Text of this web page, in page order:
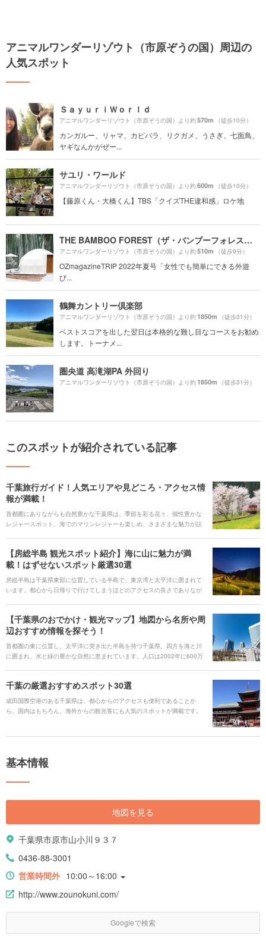
アニマルワンダーリゾウト（市原ぞうの国）周辺の
人気スポット
ＳａｙｕｒｉＷｏｒｌｄ
アニマルワンダーリゾウト（市原ぞうの国）より約570m （徒歩10分）
カンガルー、リャマ、カピバラ、リクガメ、うさぎ、七面鳥、
ヤギなんかがぜー...
サユリ・ワールド
アニマルワンダーリゾウト（市原ぞうの国）より約600m （徒歩10分）
【藤原くん・大橋くん】TBS「クイズTHE違和感」ロケ地
THE BAMBOO FOREST（ザ・バンブーフォレスト）
アニマルワンダーリゾウト（市原ぞうの国）より約510m （徒歩9分）
OZmagazineTRIP 2022年夏号「女性でも簡単にできる外遊
び...
鶴舞カントリー倶楽部
アニマルワンダーリゾウト（市原ぞうの国）より約1850m （徒歩31分）
ベストスコアを出した翌日は本格的な難し目なコースをお勧め
します。トーナメ...
圏央道 高滝湖PA 外回り
アニマルワンダーリゾウト（市原ぞうの国）より約1850m （徒歩31分）
このスポットが紹介されている記事
千葉旅行ガイド！人気エリアや見どころ・アクセス情
報が満載！
首都圏にありながらも自然豊かな千葉県は、季節を彩る花々、個性豊かな
レジャースポット、海でのマリンレジャーも楽しめ、さまざまな魅力が詰
鮮な魚介を堪能できたり、と楽しみ方はいろいろです。 都心からであれば
思い立ったら気軽にアクセスでき、また東京観光の折に一足伸ばしてみる
【房総半島 観光スポット紹介】海に山に魅力が満
載！はずせないスポット厳選30選
房総半島は千葉県東部に位置している半島で、東京湾と太平洋に囲まれて
います。都心から日帰りで行けてしまうほどのアクセスの良さでありなが
景、レジャーなどの魅力あふれる観光スポットがたくさんあります。絶対
はずせない定番から穴場まで、房総半島のおすすめ厳選スポットを30選ご
【千葉県のおでかけ・観光マップ】地図から名所や周
辺おすすめ情報を探そう！
首都圏の東に位置し、太平洋に突き出た半島を持つ千葉県。四方を海と川
に囲まれ、水と緑の豊かな自然に恵まれています。人口は2002年に600万
千葉の厳選おすすめスポット30選
成田国際空港のある千葉県は、都心からのアクセスも便利であることか
ら、国内はもちろん、海外からの観光客にも人気のスポットが満載です。
見どころを紹介します。
基本情報
地図を見る
千葉県市原市山小川９３７
0436-88-3001
営業時間外 10:00～16:00
http://www.zounokuni.com/
Googleで検索